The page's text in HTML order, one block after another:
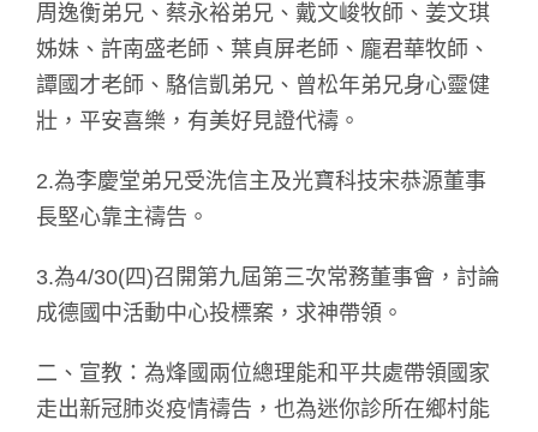
周逸衡弟兄、蔡永裕弟兄、戴文峻牧師、姜文琪
姊妹、許南盛老師、葉貞屏老師、龐君華牧師、
譚國才老師、駱信凱弟兄、曾松年弟兄身心靈健
壯，平安喜樂，有美好見證代禱。
2.為李慶堂弟兄受洗信主及光寶科技宋恭源董事
長堅心靠主禱告。
3.為4/30(四)召開第九屆第三次常務董事會，討論
成德國中活動中心投標案，求神帶領。
二、宣教：為烽國兩位總理能和平共處帶領國家
走出新冠肺炎疫情禱告，也為迷你診所在鄉村能